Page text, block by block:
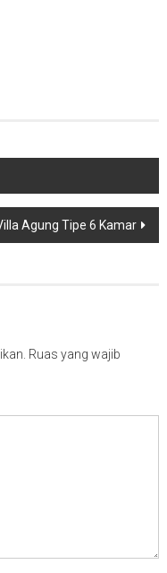
Agung Tipe 6 Kamar
Ruas yang wajib